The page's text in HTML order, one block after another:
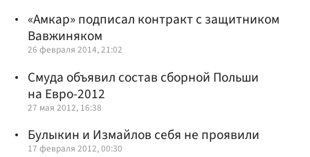
«Амкар» подписал контракт с защитником
Вавжиняком
26 февраля 2014, 21:02
Смуда объявил состав сборной Польши
на Евро-2012
27 мая 2012, 16:38
Булыкин и Измайлов себя не проявили
17 февраля 2012, 00:30